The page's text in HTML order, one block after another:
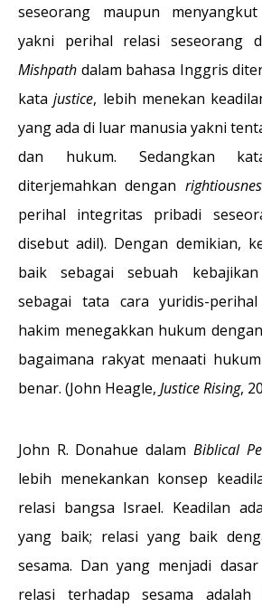
seseorang maupun
yakni perihal relasi seseorang
Mishpath dalam bahasa Inggris
katajustice, lebih menekan
yang ada di luar manusia yakni
dan hukum. Sedangkan
diterjemahkan dengan
perihal integritas pribadi
disebut adil). Dengan demikian,
baik sebagai sebuah
sebagai tata cara yuridis-
hakim menegakkan hukum
bagaimana rakyat menaati
benar. (John Heagle, Justice Rising,
John R. Donahue dalam Biblical
lebih menekankan konsep
relasi bangsa Israel. Keadilan
yang baik; relasi yang baik
sesama. Dan yang menjadi
relasi terhadap sesama